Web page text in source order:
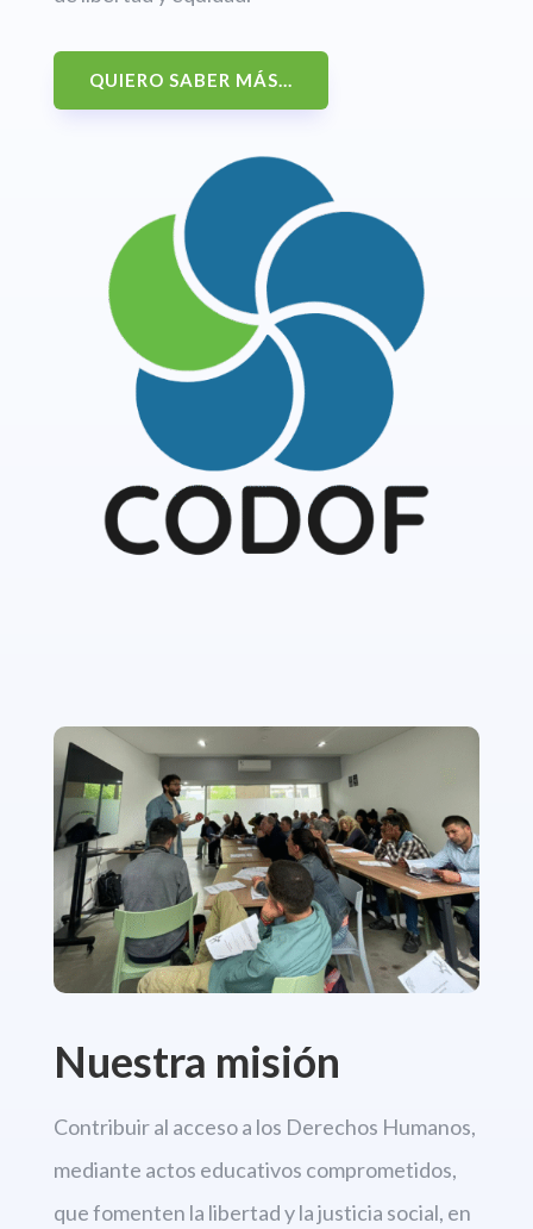
QUIERO SABER MÁS...
Nuestra misión
Contribuir al acceso a los Derechos Humanos,
mediante actos educativos comprometidos,
que fomenten la libertady la justicia social, en